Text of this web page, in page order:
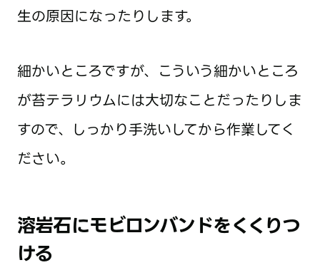
生の原因になったりします。
細かいところですが、こういう細かいところ
が苔テラリウムには大切なことだったりしま
すので、しっかり手洗いしてから作業してく
ださい。
溶岩石にモビロンバンドをくくりつ
ける